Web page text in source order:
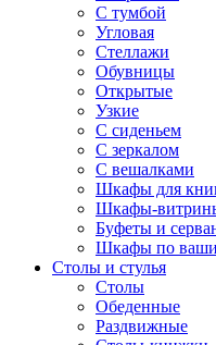
С тумбой
Угловая
Стеллажи
Обувницы
Открытые
Узкие
С сиденьем
С зеркалом
С вешалками
Шкафы для
Шкафы-
Буфеты и
Шкафы по
Столы и стулья
Столы
Обеденные
Раздвижные